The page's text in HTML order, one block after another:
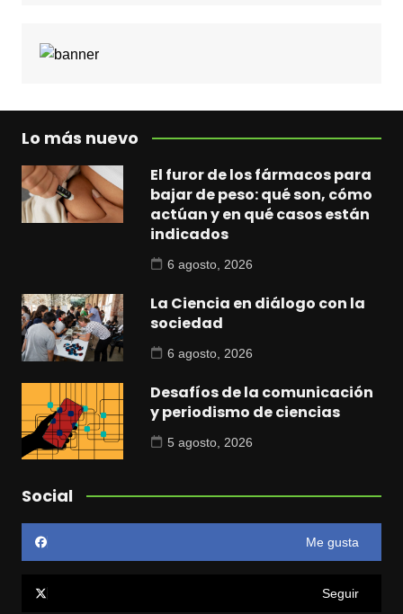
Lo más nuevo
El furor de los fármacos para
bajar de peso: qué son, cómo
actúan y en qué casos están
indicados
6 agosto, 2026
La Ciencia en diálogo con la
sociedad
6 agosto, 2026
Desafíos de la comunicación
y periodismo de ciencias
5 agosto, 2026
Social
Me gusta
Seguir